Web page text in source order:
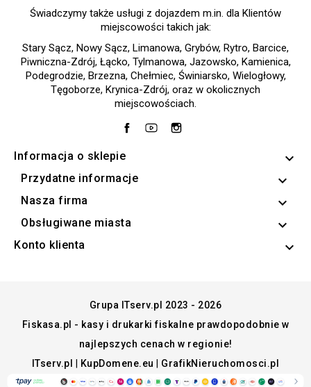
Świadczymy także usługi z dojazdem m.in. dla Klientów
miejscowości takich jak:
Stary Sącz, Nowy Sącz, Limanowa, Grybów, Rytro, Barcice,
Piwniczna-Zdrój, Łącko, Tylmanowa, Jazowsko, Kamienica,
Podegrodzie, Brzezna, Chełmiec, Świniarsko, Wielogłowy,
Tęgoborze, Krynica-Zdrój, oraz w okolicznych
miejscowościach.
FacebookYouTube
Informacja o sklepie keyboard_arrow_down
Przydatne informacje 
Nasza firma 
Obsługiwane miasta 
Konto klienta 
Grupa ITserv.pl 2023 - 2026
Fiskasa.pl - kasy i drukarki fiskalne prawdopodobnie w
najlepszych cenach w regionie!
ITserv.pl
KupDomene.eu GrafikNieruchomosci.pl